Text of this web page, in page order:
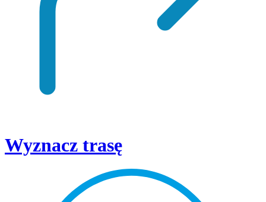
Wyznacz trasę